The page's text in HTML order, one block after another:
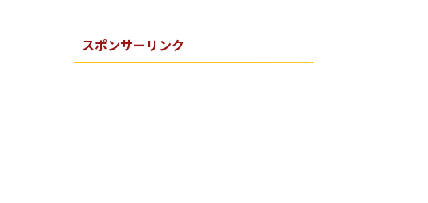
スポンサーリンク